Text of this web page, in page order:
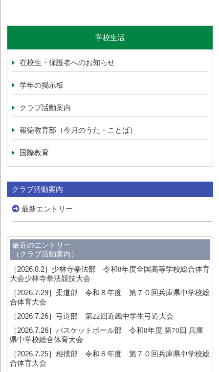
学校生活
在校生・保護者へのお知らせ
学年の掲示板
クラブ活動案内
報徳教育部（今月のうた・ことば）
国際教育
クラブ活動案内
最新エントリー
最近のエントリー
（クラブ活動案内）
［2026.8.2］ 少林寺拳法部 令和8年度全国高等学校総合体育
大会少林寺拳法競技大会
［2026.7.29］柔道部 令和８年度 第７０回兵庫県中学校総
合体育大会
［2026.7.26］ 弓道部 第22回近畿中学生弓道大会
［2026.7.26］バスケットボール部 令和8年度 第70回 兵庫
県中学校総合体育大会
［2026.7.25］相撲部 令和８年度 第７０回兵庫県中学校総
合体育大会